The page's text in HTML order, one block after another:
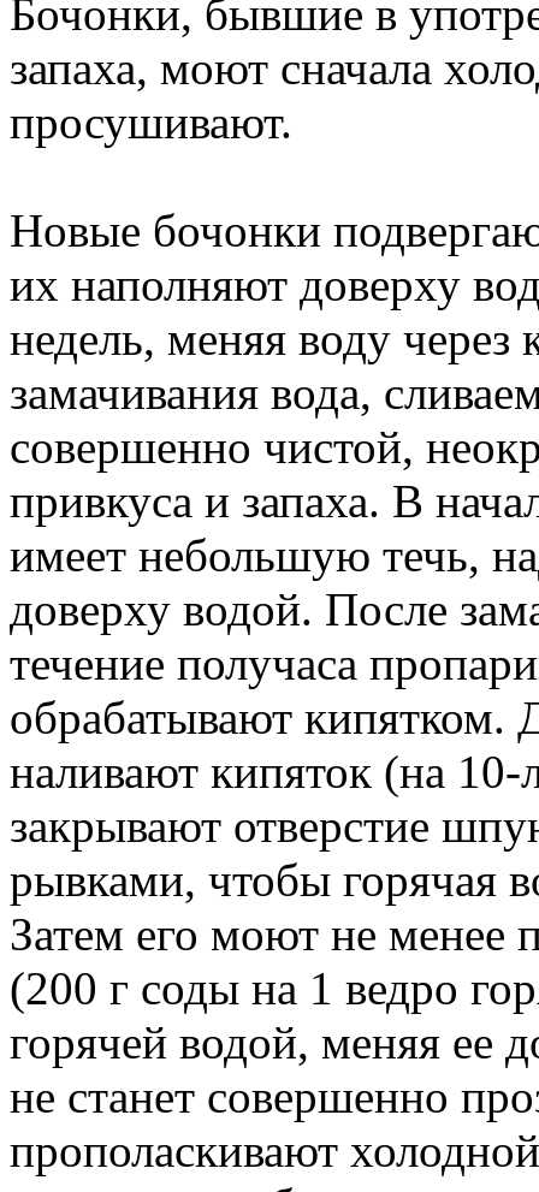
Бочонки, бывшие в
запаха, моют сначала
просушивают.
Новые бочонки
их наполняют доверху
недель, меняя воду
замачивания вода,
совершенно чистой,
привкуса и запаха. В
имеет небольшую течь,
доверху водой. После
течение получаса
обрабатывают кипятком.
наливают кипяток (на
закрывают отверстие
рывками, чтобы горячая
Затем его моют не менее
(200 г соды на 1 ведро
горячей водой, меняя ее
не станет совершенно
прополаскивают